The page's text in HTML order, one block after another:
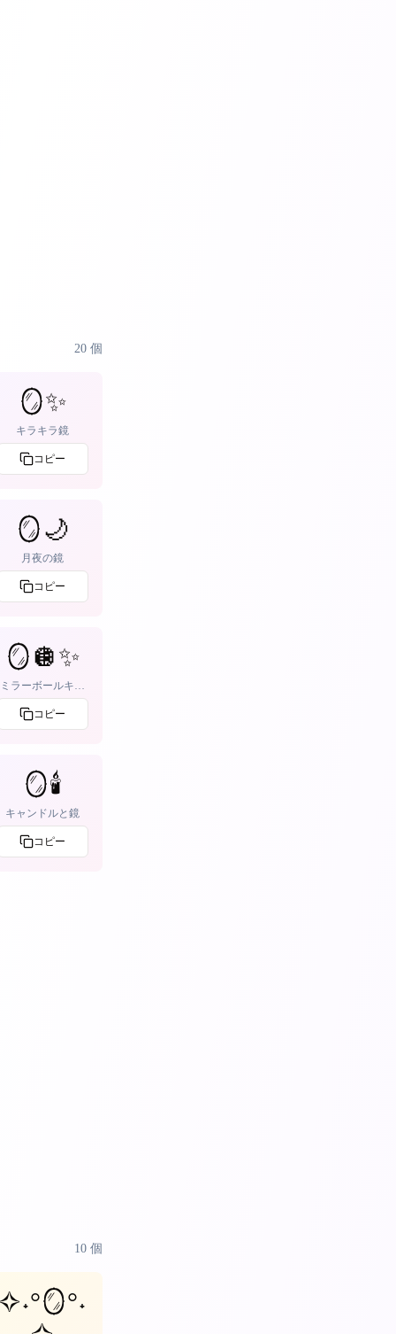
20 個
🪞✨
キラキラ鏡
コピー
🪞🌙
月夜の鏡
コピー
🪞🪩✨
ミラーボールキラ
キラ
コピー
🪞🕯️
キャンドルと鏡
コピー
10 個